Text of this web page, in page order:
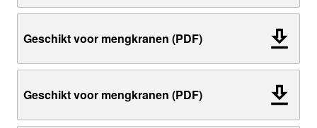
Geschikt voor mengkranen (PDF)
Geschikt voor mengkranen (PDF)